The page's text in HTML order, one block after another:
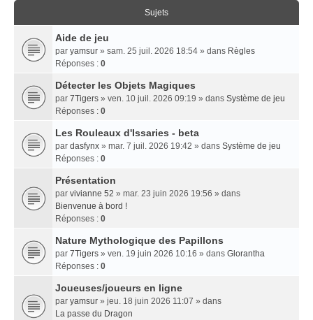
Sujets
Aide de jeu
par yamsur » sam. 25 juil. 2026 18:54 » dans Règles
Réponses : 0
Détecter les Objets Magiques
par 7Tigers » ven. 10 juil. 2026 09:19 » dans Système de jeu
Réponses : 0
Les Rouleaux d'Issaries - beta
par dasfynx » mar. 7 juil. 2026 19:42 » dans Système de jeu
Réponses : 0
Présentation
par vivianne 52 » mar. 23 juin 2026 19:56 » dans
Bienvenue à bord !
Réponses : 0
Nature Mythologique des Papillons
par 7Tigers » ven. 19 juin 2026 10:16 » dans Glorantha
Réponses : 0
Joueuses/joueurs en ligne
par yamsur » jeu. 18 juin 2026 11:07 » dans
La passe du Dragon